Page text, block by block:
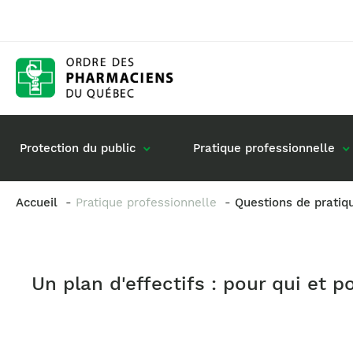
Protection du public Pratique professionnelle
Exercice en société
Accueil Pratique professionnelle Questions de
Un plan d'effectifs : pour qui et